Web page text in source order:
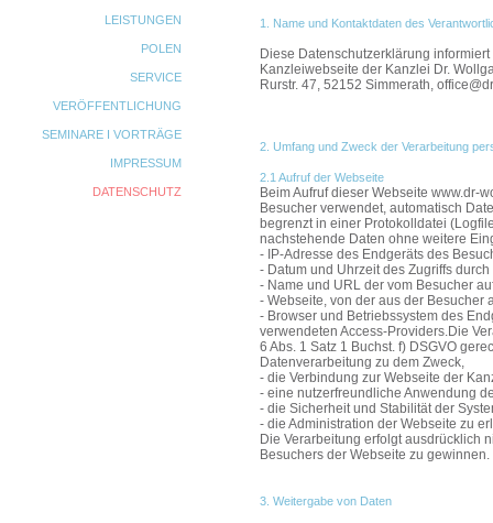
LEISTUNGEN
POLEN
SERVICE
VERÖFFENTLICHUNG
SEMINARE I VORTRÄGE
IMPRESSUM
DATENSCHUTZ
1. Name und Kontaktdaten des
Diese Datenschutzerklärung
Kanzleiwebseite der Kanzlei Dr.
Rurstr. 47, 52152 Simmerath,
2. Umfang und Zweck der Verarbeitung
2.1 Aufruf der Webseite
Beim Aufruf dieser Webseite www.dr-
Besucher verwendet, automatisch
begrenzt in einer Protokolldatei
nachstehende Daten ohne weitere
- IP-Adresse des Endgeräts des
- Datum und Uhrzeit des Zugriffs
- Name und URL der vom Besucher
- Webseite, von der aus der Besucher
- Browser und Betriebssystem des
verwendeten Access-Providers.Die
6 Abs. 1 Satz 1 Buchst. f) DSGVO
Datenverarbeitung zu dem Zweck,
- die Verbindung zur Webseite der
- eine nutzerfreundliche Anwendung
- die Sicherheit und Stabilität der
- die Administration der Webseite zu
Die Verarbeitung erfolgt ausdrücklich
Besuchers der Webseite zu gewinnen.
3. Weitergabe von Daten